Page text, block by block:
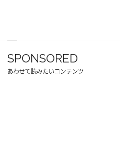
SPONSORED
あわせて読みたいコンテンツ